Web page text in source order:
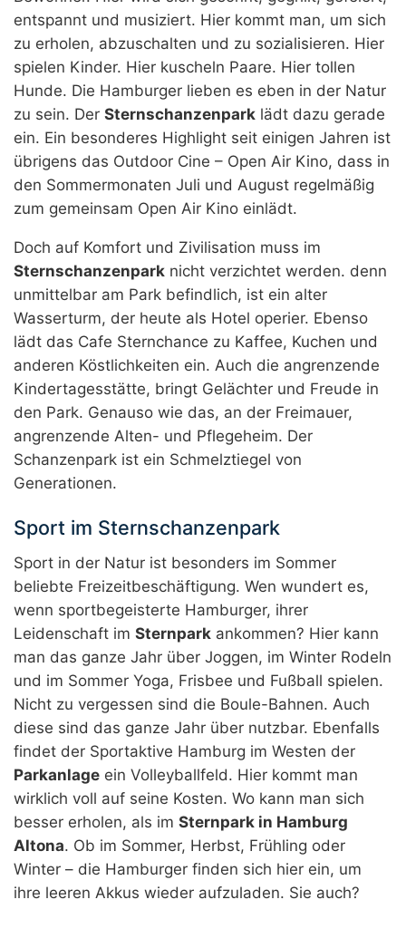
entspannt und musiziert. Hier kommt man, um sich
zu erholen, abzuschalten und zu sozialisieren. Hier
spielen Kinder. Hier kuscheln Paare. Hier tollen
Hunde. Die Hamburger lieben es eben in der Natur
zu sein. Der Sternschanzenpark lädt dazu gerade
ein. Ein besonderes Highlight seit einigen Jahren ist
übrigens das Outdoor Cine – Open Air Kino, dass in
den Sommermonaten Juli und August regelmäßig
zum gemeinsam Open Air Kino einlädt.
Doch auf Komfort und Zivilisation muss im
Sternschanzenpark nicht verzichtet werden. denn
unmittelbar am Park befindlich, ist ein alter
Wasserturm, der heute als Hotel operier. Ebenso
lädt das Cafe Sternchance zu Kaffee, Kuchen und
anderen Köstlichkeiten ein. Auch die angrenzende
Kindertagesstätte, bringt Gelächter und Freude in
den Park. Genauso wie das, an der Freimauer,
angrenzende Alten- und Pflegeheim. Der
Schanzenpark ist ein Schmelztiegel von
Generationen.
Sport im Sternschanzenpark
Sport in der Natur ist besonders im Sommer
beliebte Freizeitbeschäftigung. Wen wundert es,
wenn sportbegeisterte Hamburger, ihrer
Leidenschaft im Sternpark ankommen? Hier kann
man das ganze Jahr über Joggen, im Winter Rodeln
und im Sommer Yoga, Frisbee und Fußball spielen.
Nicht zu vergessen sind die Boule-Bahnen. Auch
diese sind das ganze Jahr über nutzbar. Ebenfalls
findet der Sportaktive Hamburg im Westen der
Parkanlage ein Volleyballfeld. Hier kommt man
wirklich voll auf seine Kosten. Wo kann man sich
besser erholen, als im Sternpark in Hamburg
Altona. Ob im Sommer, Herbst, Frühling oder
Winter – die Hamburger finden sich hier ein, um
ihre leeren Akkus wieder aufzuladen. Sie auch?